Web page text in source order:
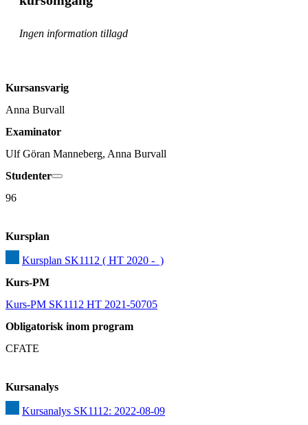
Ingen information tillagd
Kursansvarig
Anna Burvall
Examinator
Ulf Göran Manneberg, Anna Burvall
Studenter
96
Kursplan
Kursplan SK1112 ( HT 2020 -  )
Kurs-PM
Kurs-PM SK1112 HT 2021-50705
Obligatorisk inom program
CFATE
Kursanalys
Kursanalys SK1112: 2022-08-09